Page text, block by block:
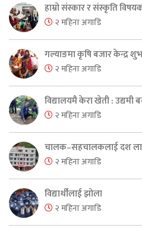
हाम्रो संस्कार र संस्कृति
२ महिना अगाडि
गल्याङमा कृषि बजार केन्द्र
२ महिना अगाडि
विद्यालयमै केरा खेती : उद्यमी
२ महिना अगाडि
चालक–सहचालकलाई दश
२ महिना अगाडि
विद्यार्थीलाई झोला
२ महिना अगाडि